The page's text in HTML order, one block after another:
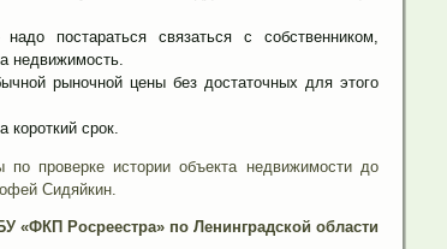
постараться связаться с собственником,
недвижимость.
рыночной цены без достаточных для этого
короткий срок.
по проверке истории объекта недвижимости до
Сидяйкин.
«ФКП Росреестра» по Ленинградской области